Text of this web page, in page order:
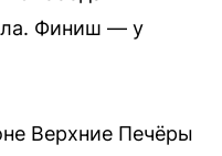
Финиш — у
Верхние Печёры